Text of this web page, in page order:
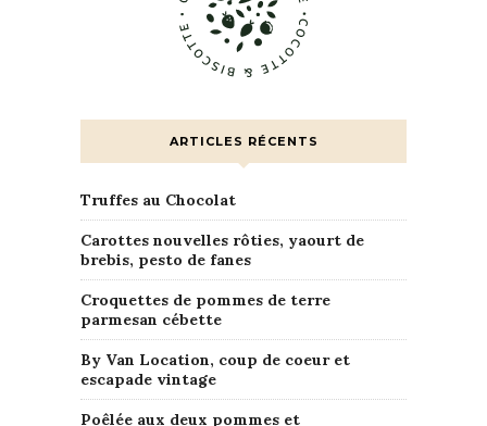
ARTICLES RÉCENTS
Truffes au Chocolat
Carottes nouvelles rôties, yaourt de
brebis, pesto de fanes
Croquettes de pommes de terre
parmesan cébette
By Van Location, coup de coeur et
escapade vintage
Poêlée aux deux pommes et